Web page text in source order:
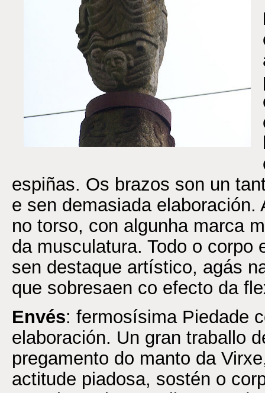
espiñas. Os brazos son un
e sen demasiada elaboración.
no torso, con algunha marca
da musculatura. Todo o corpo
sen destaque artístico, agás
que sobresaen co efecto da
Envés: fermosísima Piedade
elaboración. Un gran traballo
pregamento do manto da
actitude piadosa, sostén o